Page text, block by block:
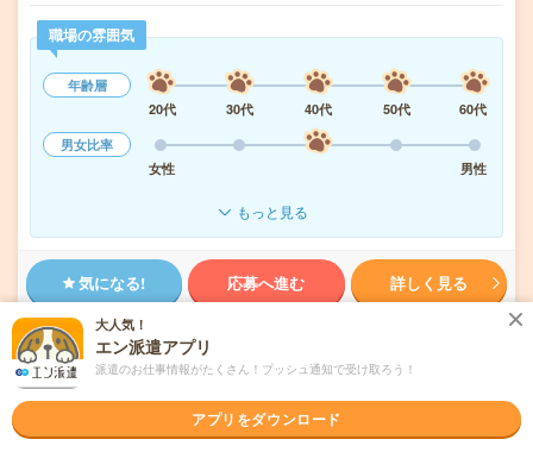
職場の雰囲気
年齢層
20代
30代 40代 50代
60代
男女比率
女性
男性
もっと見る
気になる! 応募へ進む 詳しく見る
未読
大人気！
エン派遣アプリ
派遣のお仕事情報がたくさん！プッシュ通知で受け取ろう！
アプリをダウンロード